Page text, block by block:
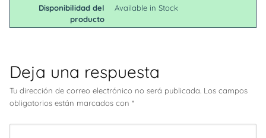
Disponibilidad del
producto
Available in Stock
Deja una respuesta
Tu dirección de correo electrónico no será publicada. Los campos
obligatorios están marcados con *